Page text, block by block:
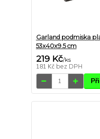
Garland podmiska
53x40x9.5 cm
219 Kč/ks
181 Kč bez DPH